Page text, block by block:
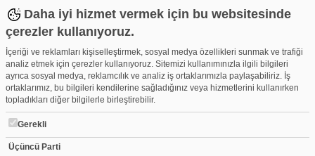
Daha iyi hizmet vermek için bu websitesinde
çerezler kullanıyoruz.
İçeriği ve reklamları kişiselleştirmek, sosyal medya özellikleri sunmak ve trafiği
analiz etmek için çerezler kullanıyoruz. Sitemizi kullanımınızla ilgili bilgileri
ayrıca sosyal medya, reklamcılık ve analiz iş ortaklarımızla paylaşabiliriz. İş
ortaklarımız, bu bilgileri kendilerine sağladığınız veya hizmetlerini kullanırken
topladıkları diğer bilgilerle birleştirebilir.
Gerekli
Üçüncü Parti
Ata Demirer - İtirazım Var (Tek Kişilik Dev Kadro 2)